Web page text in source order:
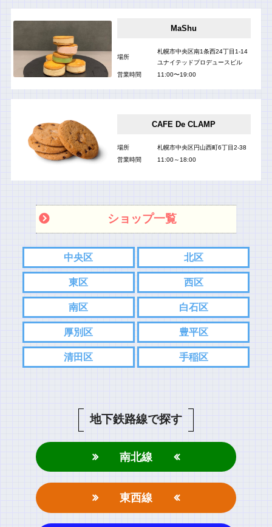
MaShu
場所
札幌市中央区南1条西24丁目1-14
ユナイテッドプロデュースビル
営業時間
11:00〜19:00
CAFE De CLAMP
場所
札幌市中央区円山西町6丁目2-38
営業時間
11:00～18:00
ショップ一覧
中央区 北区
東区 西区
南区 白石区
厚別区 豊平区
清田区 手稲区
地下鉄路線で探す
南北線
東西線